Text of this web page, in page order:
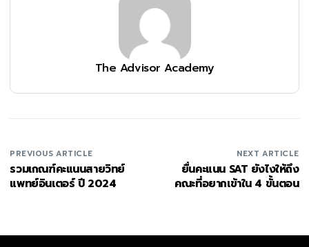
The Advisor Academy
PREVIOUS ARTICLE
รวมเกณฑ์คะแนนสายวิทย์
แพทย์อินเตอร์ ปี 2024
NEXT ARTICLE
ยื่นคะแนน SAT ยังไงให้ถึง
คณะที่อยากเข้าใน 4 ขั้นตอน